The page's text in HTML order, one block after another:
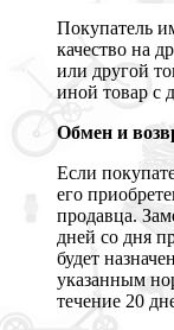
Покупатель
качество на
или другой
иной товар с
Обмен и
Если
его
продавца.
дней со дня
будет
указанным
течение 20